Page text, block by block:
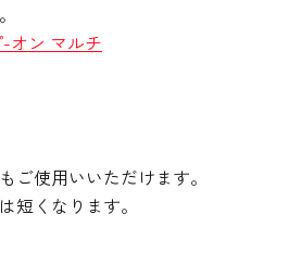
オン マルチ
ご使用いいただけます。
短くなります。